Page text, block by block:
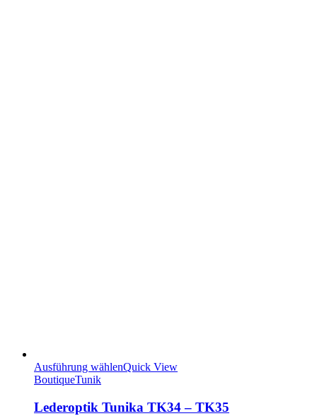
Ausführung wählenQuick View
BoutiqueTunik
Lederoptik Tunika TK34 – TK35